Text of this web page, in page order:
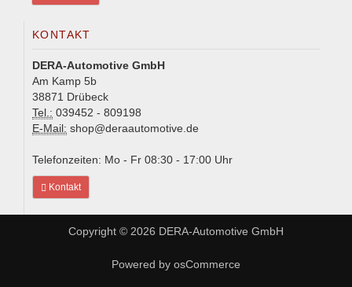
KONTAKT
DERA-Automotive GmbH
Am Kamp 5b
38871 Drübeck
Tel.: 039452 - 809198
E-Mail: shop@deraautomotive.de
Telefonzeiten: Mo - Fr 08:30 - 17:00 Uhr
Kontakt
Copyright © 2026 DERA-Automotive GmbH
Powered by osCommerce